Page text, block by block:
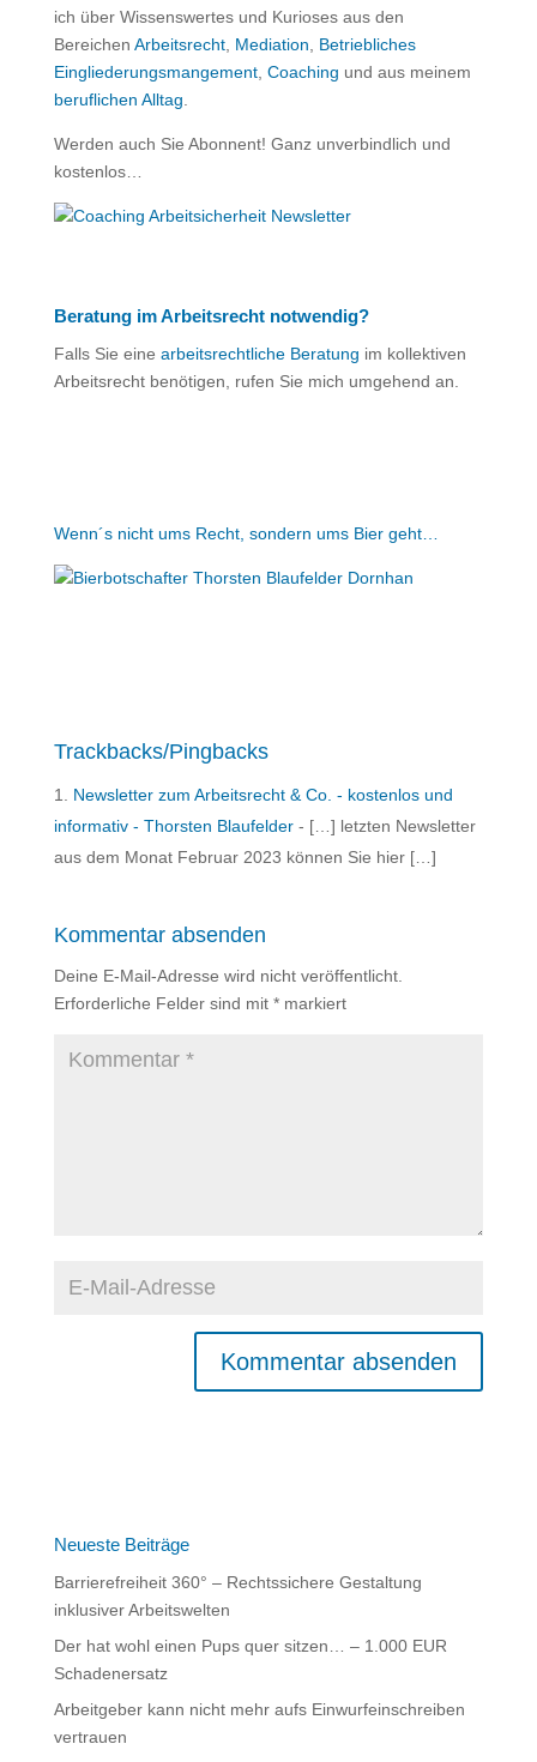
ich über Wissenswertes und Kurioses aus den
Bereichen Arbeitsrecht, Mediation
Betriebliches
Eingliederungsmangement, Coaching und aus meinem
beruflichen Alltag
Werden auch Sie Abonnent! Ganz unverbindlich und
kostenlos…
Beratung im Arbeitsrecht notwendig?
Falls Sie eine arbeitsrechtliche Beratung im kollektiven
Arbeitsrecht benötigen, rufen Sie mich umgehend an.
Wenn´s nicht ums Recht, sondern ums Bier geht…
Trackbacks/Pingbacks
Newsletter zum Arbeitsrecht & Co. - kostenlos und
informativ - Thorsten Blaufelder- […] letzten Newsletter
aus dem Monat Februar 2023 können Sie hier […]
Kommentar absenden
Deine E-Mail-Adresse wird nicht veröffentlicht.
Erforderliche Felder sind mit *markiert
n
v
e
:
Neueste Beiträge
Barrierefreiheit 360° – Rechtssichere Gestaltung
inklusiver Arbeitswelten
Der hat wohl einen Pups quer sitzen… – 1.000 EUR
Schadenersatz
Arbeitgeber kann nicht mehr aufs Einwurfeinschreiben
vertrauen